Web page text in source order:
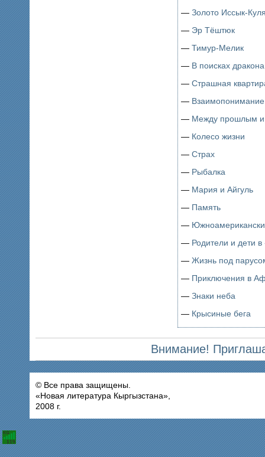
— Золото Иссык-
— Эр Тёштюк
— Тимур-Мелик
— В поисках дракона
— Страшная
— Взаимопонимание
— Между прошлым
— Колесо жизни
— Страх
— Рыбалка
— Мария и Айгуль
— Память
—
— Родители и дети в
— Жизнь под
— Приключения в
— Знаки неба
— Крысиные бега
Внимание!
© Все права защищены.
«Новая литература Кыргызстана»,
2008 г.